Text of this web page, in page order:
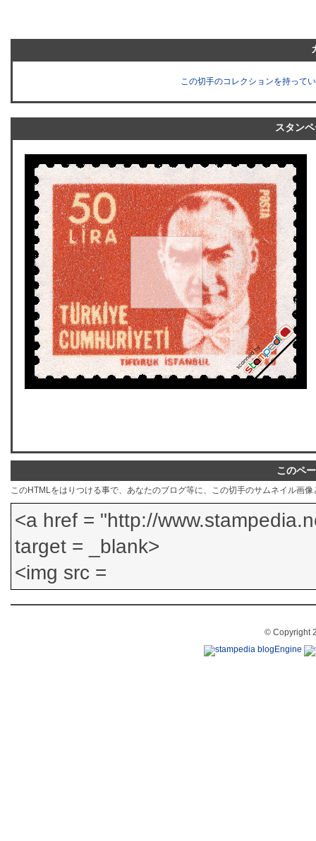
この切手のコレクションを持って
スタン
このペ
このHTMLをはりつける事で、あなたのブログ等に、この切手のサムネイル画
© Copyright